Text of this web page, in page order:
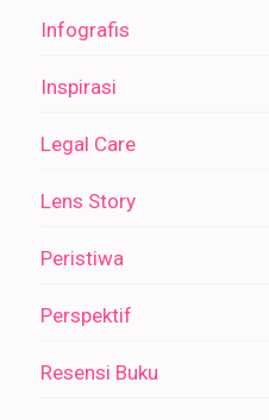
Infografis
Inspirasi
Legal Care
Lens Story
Peristiwa
Perspektif
Resensi Buku